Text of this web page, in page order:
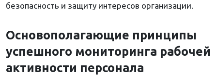
безопасность и защиту интересов организации.
Основополагающие принципы
успешного мониторинга рабочей
активности персонала